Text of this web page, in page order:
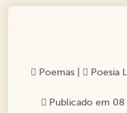
Poemas Poesia
Publicado em